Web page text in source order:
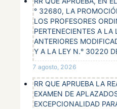
Mitzi Matias
Ada Rázuri
Jhon Jimenez
Betssy Gutierrez
° 32680, LA
LOS PROFESORES
PERTENECIENTES A
ANTERIORES
Y A LA LEY N.° 30220
7 agosto, 2026
RR QUE APRUEBA LA
EXAMEN DE
EXCEPCIONALIDAD